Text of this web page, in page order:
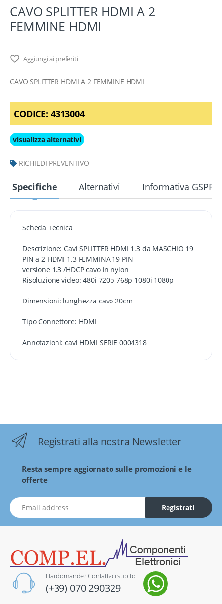
CAVO SPLITTER HDMI A 2
FEMMINE HDMI
Aggiungi ai preferiti
CAVO SPLITTER HDMI A 2 FEMMINE HDMI
CODICE: 4313004
visualizza alternativi
RICHIEDI PREVENTIVO
Specifiche Alternativi Informativa GSPR
Scheda Tecnica
Descrizione: Cavi SPLITTER HDMI 1.3 da MASCHIO 19
PIN a 2 HDMI 1.3 FEMMINA 19 PIN
versione 1.3 /HDCP cavo in nylon
Risoluzione video: 480i 720p 768p 1080i 1080p
Dimensioni: lunghezza cavo 20cm
Tipo Connettore: HDMI
Annotazioni: cavi HDMI SERIE 0004318
Registrati alla nostra Newsletter
Resta sempre aggiornato sulle promozioni e le
offerte
indirizzo Email Registrati
Hai domande? Contattaci subito
(+39) 070 290329